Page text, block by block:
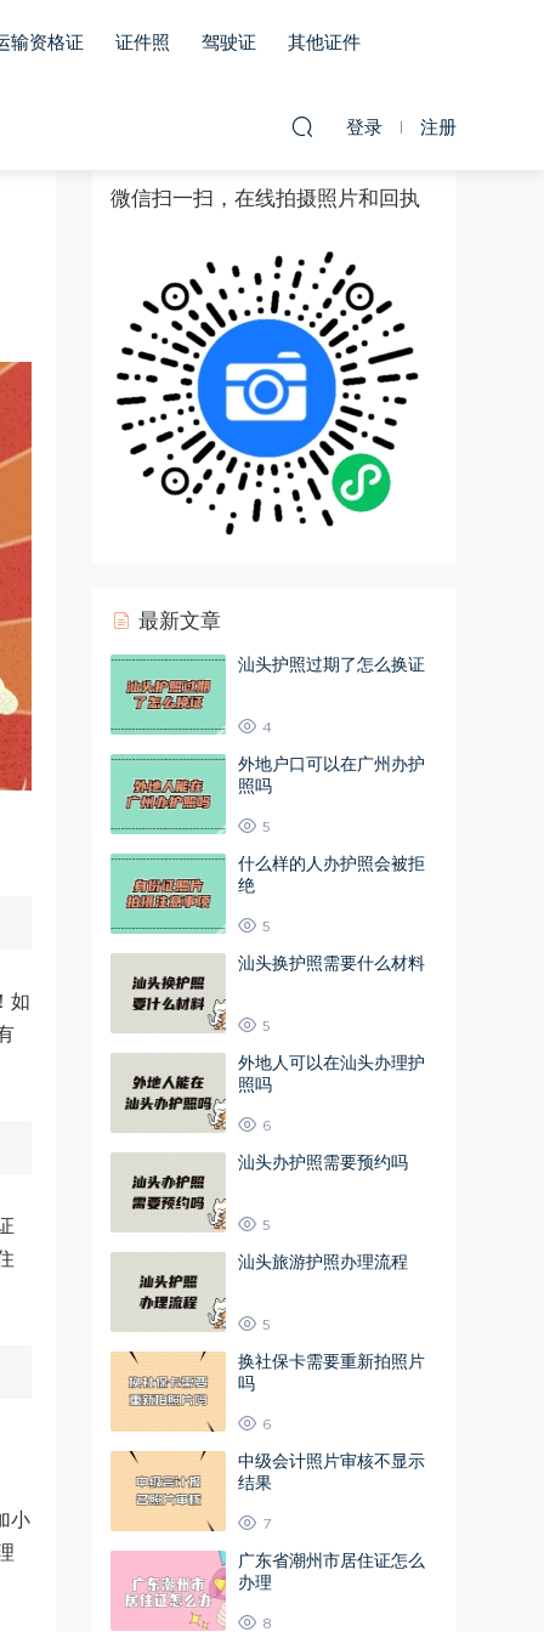
输资格证 证件照 驾驶证 其他证件
登录 注册
如
小
微信扫一扫，在线拍摄照片和回执
最新文章
汕头护照过期了怎么换证
4
外地户口可以在广州办护
照吗
5
什么样的人办护照会被拒
绝
5
汕头换护照需要什么材料
5
外地人可以在汕头办理护
照吗
6
汕头办护照需要预约吗
5
汕头旅游护照办理流程
5
换社保卡需要重新拍照片
吗
6
中级会计照片审核不显示
结果
7
广东省潮州市居住证怎么
办理
8